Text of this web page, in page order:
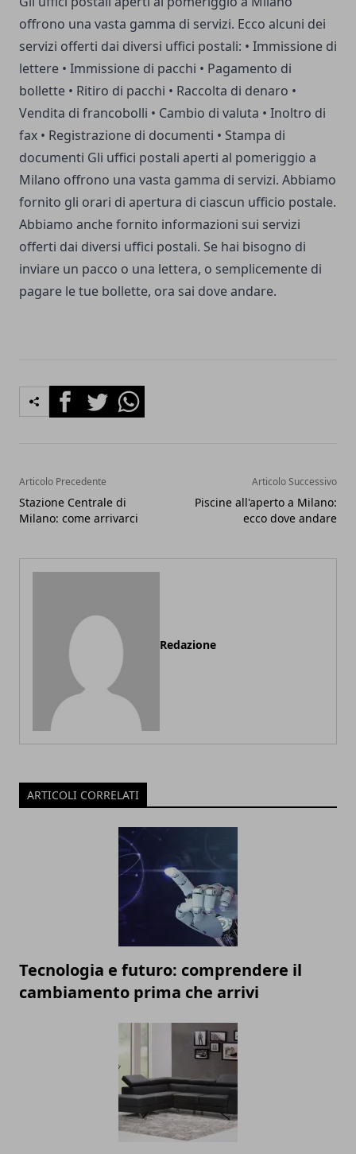
offrono una vasta gamma di servizi. Ecco alcuni dei
servizi offerti dai diversi uffici postali: • Immissione di
lettere • Immissione di pacchi • Pagamento di
bollette • Ritiro di pacchi • Raccolta di denaro •
Vendita di francobolli • Cambio di valuta • Inoltro di
fax • Registrazione di documenti • Stampa di
documenti Gli uffici postali aperti al pomeriggio a
Milano offrono una vasta gamma di servizi. Abbiamo
fornito gli orari di apertura di ciascun ufficio postale.
Abbiamo anche fornito informazioni sui servizi
offerti dai diversi uffici postali. Se hai bisogno di
inviare un pacco o una lettera, o semplicemente di
pagare le tue bollette, ora sai dove andare.
FacebookTwitterWhatsapp
Articolo Precedente
Stazione Centrale di
Milano: come arrivarci
Articolo Successivo
Piscine all'aperto a Milano:
ecco dove andare
Redazione
ARTICOLI CORRELATI
Tecnologia e futuro: comprendere il
cambiamento prima che arrivi